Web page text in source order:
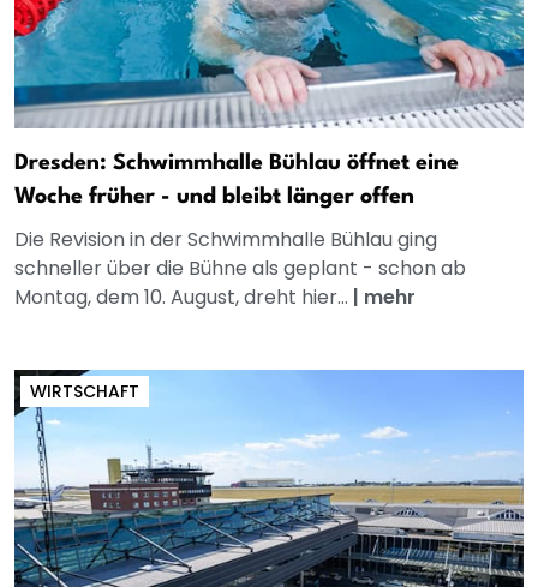
Dresden: Schwimmhalle Bühlau öffnet eine
Woche früher - und bleibt länger offen
Die Revision in der Schwimmhalle Bühlau ging
schneller über die Bühne als geplant - schon ab
Montag, dem 10. August, dreht hier... | mehr
WIRTSCHAFT